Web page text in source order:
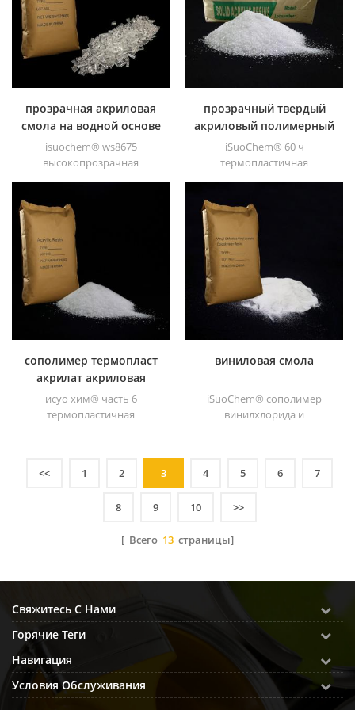
красок.
прозрачностью, хорошей
пригодностью для печати и
хорошей переходностью.
прозрачная акриловая
смола на водной основе
для лака
isuochem® ws8675
высокопрозрачная
вещество с отличным
блеском, стойкостью к
истиранию, хорошей
растворимостью, высокой
прозрачностью, хорошей
пригодностью для печати и
хорошей переходностью.
прозрачный твердый
акриловый полимерный
порошок для краски
iSuoChem® 60 ч
термопластичная
сольвентных печатных
красок, лаков, пластиковых
красок, контейнерных
красок, и т.п.
сополимер термопласт
акрилат акриловая
смола
исуо хим® часть 6
термопластичная
метилметакрилата и н-
обладает высокой
долговечностью.
виниловая смола
iSuoChem® сополимер
винилхлорида и
винилацетатный
высокомолекулярная смола
<< 1 2 3 4 5 6 7
8 9 10 >>
[ Всего 13 страницы]
Свяжитесь С Нами
Горячие Теги
Навигация
Условия Обслуживания